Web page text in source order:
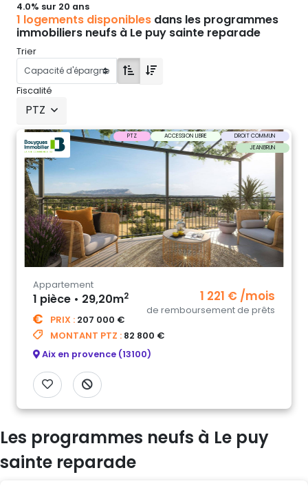
4.0% sur 20 ans
1 logements disponibles dans les programmes
immobiliers neufs à Le puy sainte reparade
Trier
Fiscalité
PTZ
PTZ ACCESSION LIBRE
DROIT COMMUN
JEANBRUN
1 221 € /mois
de remboursement de prêts
Appartement
1 pièce • 29,20m2
PRIX : 207 000 €
MONTANT PTZ : 82 800 €
Aix en provence (13100)
Les programmes neufs à Le puy
sainte reparade